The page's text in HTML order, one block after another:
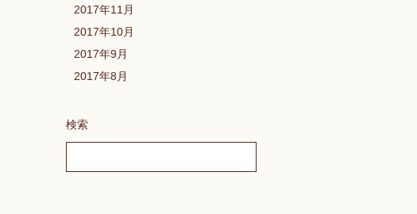
2017年11月
2017年10月
2017年9月
2017年8月
検索